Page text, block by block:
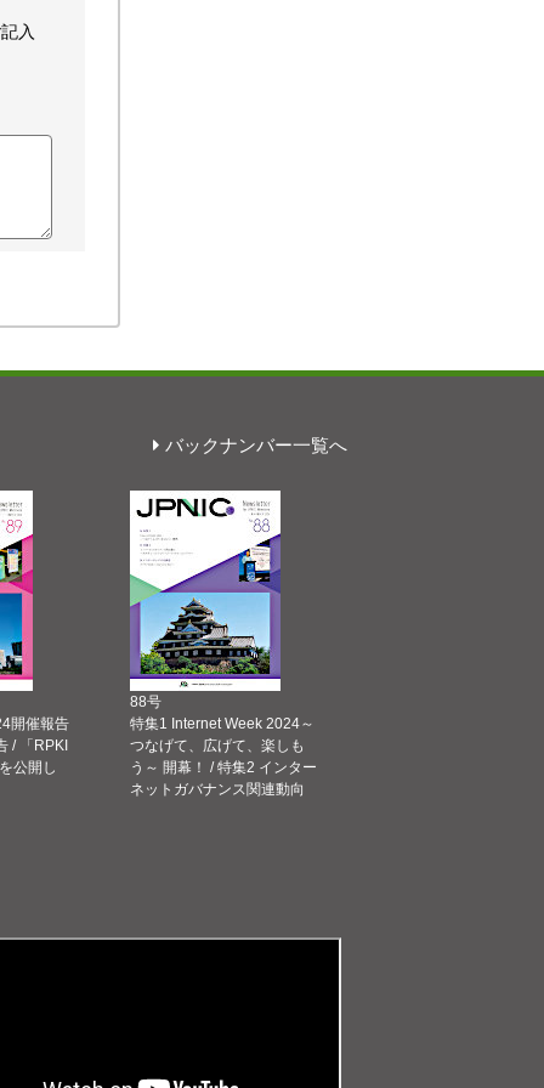
入
バックナンバー一覧へ
開催報告
/ 「RPKI
公開し
88号
特集1 Internet Week 2024～
つなげて、広げて、楽しも
う～ 開幕！ / 特集2 インター
ネットガバナンス関連動向